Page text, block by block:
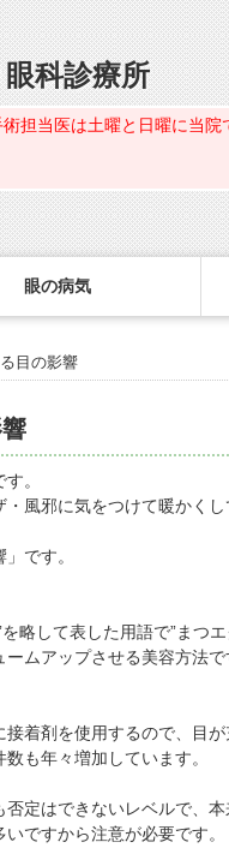
科診療所
担当医は土曜と日曜に当院
検査費用の
アクセス
当院へお越
眼の病気
ドライアイ
白内障
アレルギー
コンタクト
小児眼科専
目の影響
。
風邪に気をつけて暖かくし
です。
略して表した用語で”まつ
ムアップさせる美容方法で
着剤を使用するので、目
も年々増加しています。
定はできないレベルで、
ですから注意が必要です。